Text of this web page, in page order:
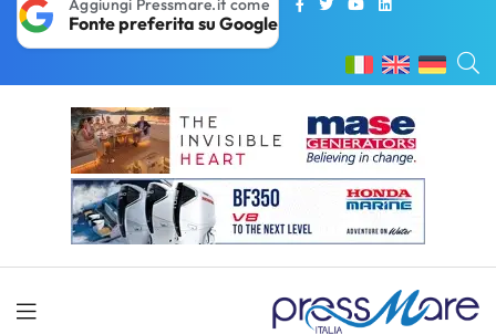
Aggiungi Pressmare.it come
Fonte preferita su Google